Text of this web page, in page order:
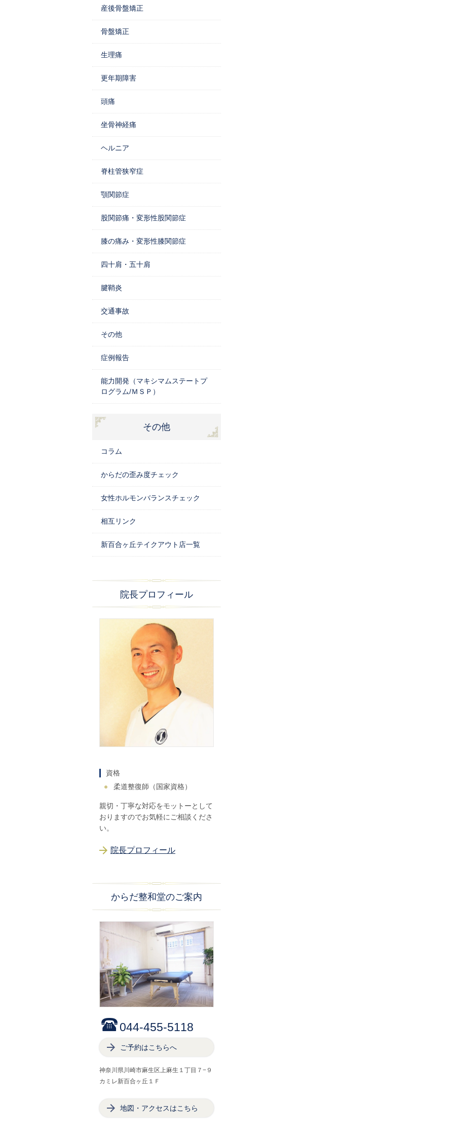
産後骨盤矯正
骨盤矯正
生理痛
更年期障害
頭痛
坐骨神経痛
ヘルニア
脊柱管狭窄症
顎関節症
股関節痛・変形性股関節症
膝の痛み・変形性膝関節症
四十肩・五十肩
腱鞘炎
交通事故
その他
症例報告
能力開発（マキシマムステートプ
ログラム/ＭＳＰ）
その他
コラム
からだの歪み度チェック
女性ホルモンバランスチェック
相互リンク
新百合ヶ丘テイクアウト店一覧
院長プロフィール
資格
柔道整復師（国家資格）
親切・丁寧な対応をモットーとして
おりますのでお気軽にご相談くださ
い。
院長プロフィール
からだ整和堂のご案内
044-455-5118
ご予約はこちらへ
神奈川県川崎市麻生区上麻生１丁目７−９
カミレ新百合ヶ丘１Ｆ
地図・アクセスはこちら